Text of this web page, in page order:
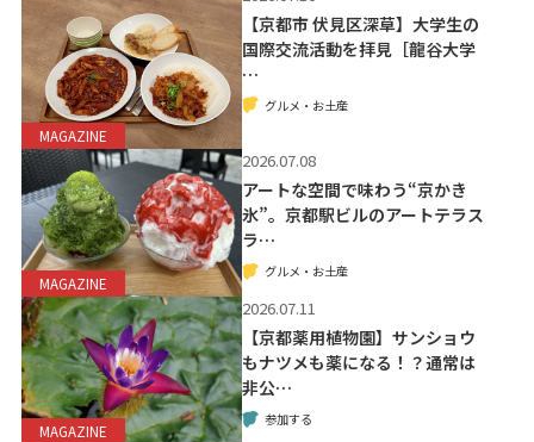
MAGAZINE
【京都市 伏見区深草】大学生の
国際交流活動を拝見［龍谷大学
…
グルメ・お土産
MAGAZINE
2026.07.08
アートな空間で味わう“京かき
氷”。京都駅ビルのアートテラス
ラ…
グルメ・お土産
MAGAZINE
2026.07.11
【京都薬用植物園】サンショウ
もナツメも薬になる！？通常は
非公…
参加する